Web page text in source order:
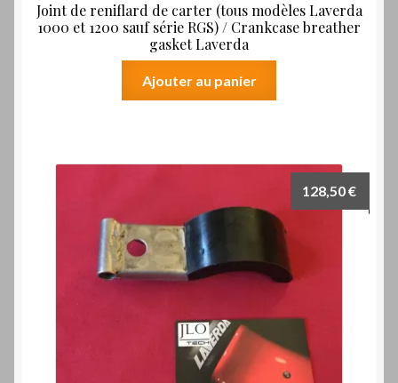
Joint de reniflard de carter (tous modèles Laverda
1000 et 1200 sauf série RGS) / Crankcase breather
gasket Laverda
Ajouter au panier
128,50€